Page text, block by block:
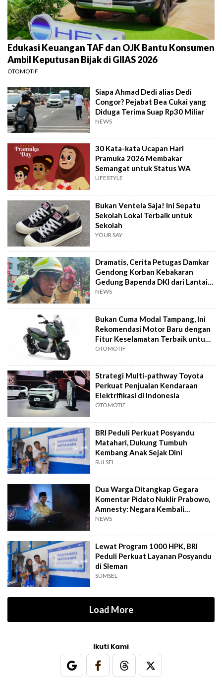
Edukasi Keuangan TAF dan OJK Bantu Konsumen
Ambil Keputusan Bijak di GIIAS 2026
OTOMOTIF
Siapa Ahmad Dedi alias Dedi
Congor? Pejabat Bea Cukai yang
Diduga Terima Suap Rp30 Miliar
NEWS
30 Kata-kata Ucapan Hari
Pramuka 2026 Membakar
Semangat untuk Status WA
LIFESTYLE
Bukan Ventela Saja! Ini Sepatu
Sekolah Lokal Terbaik untuk
Sekolah
YOUR SAY
Dramatis, Cerita Petugas Damkar
Gendong Korban Kebakaran
Gedung Bapenda DKI dari Lantai
16
NEWS
Bukan Cuma Modal Tampang, Ini
Rekomendasi Motor Baru dengan
Fitur Keselamatan Terbaik untuk
Harian
OTOMOTIF
Strategi Multi-pathway Toyota
Perkuat Penjualan Kendaraan
Elektrifikasi di Indonesia
OTOMOTIF
BRI Peduli Perkuat Posyandu
Matahari, Dukung Tumbuh
Kembang Anak Sejak Dini
SULSEL
Dua Warga Ditangkap Gegara
Komentar Pidato Nuklir Prabowo,
Amnesty: Negara Kembali
Represif
NEWS
Lewat Program 1000 HPK, BRI
Peduli Perkuat Layanan Posyandu
di Sleman
SUMSEL
Load More
Ikuti Kami